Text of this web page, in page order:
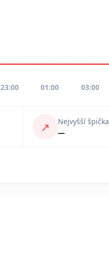
23:00 01:00 03:00
↗
Nejvyšší špička
—